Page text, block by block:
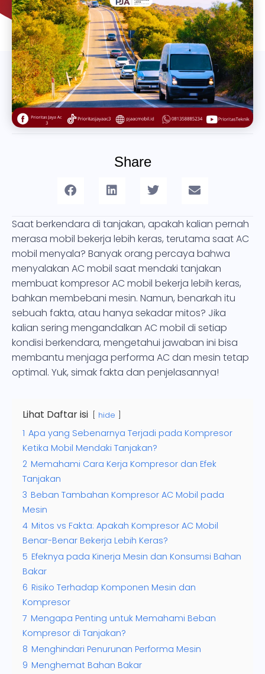
Share
Saat berkendara di tanjakan, apakah kalian pernah
merasa mobil bekerja lebih keras, terutama saat AC
mobil menyala? Banyak orang percaya bahwa
menyalakan AC mobil saat mendaki tanjakan
membuat kompresor AC mobil bekerja lebih keras,
bahkan membebani mesin. Namun, benarkah itu
sebuah fakta, atau hanya sekadar mitos? Jika
kalian sering mengandalkan AC mobil di setiap
kondisi berkendara, mengetahui jawaban ini bisa
membantu menjaga performa AC dan mesin tetap
optimal. Yuk, simak fakta dan penjelasannya!
Lihat Daftar isi hide
1 Apa yang Sebenarnya Terjadi pada Kompresor
Ketika Mobil Mendaki Tanjakan?
2 Memahami Cara Kerja Kompresor dan Efek
Tanjakan
3 Beban Tambahan Kompresor AC Mobil pada
Mesin
4 Mitos vs Fakta: Apakah Kompresor AC Mobil
Benar-Benar Bekerja Lebih Keras?
5 Efeknya pada Kinerja Mesin dan Konsumsi Bahan
Bakar
6 Risiko Terhadap Komponen Mesin dan
Kompresor
7 Mengapa Penting untuk Memahami Beban
Kompresor di Tanjakan?
8 Menghindari Penurunan Performa Mesin
9 Menghemat Bahan Bakar